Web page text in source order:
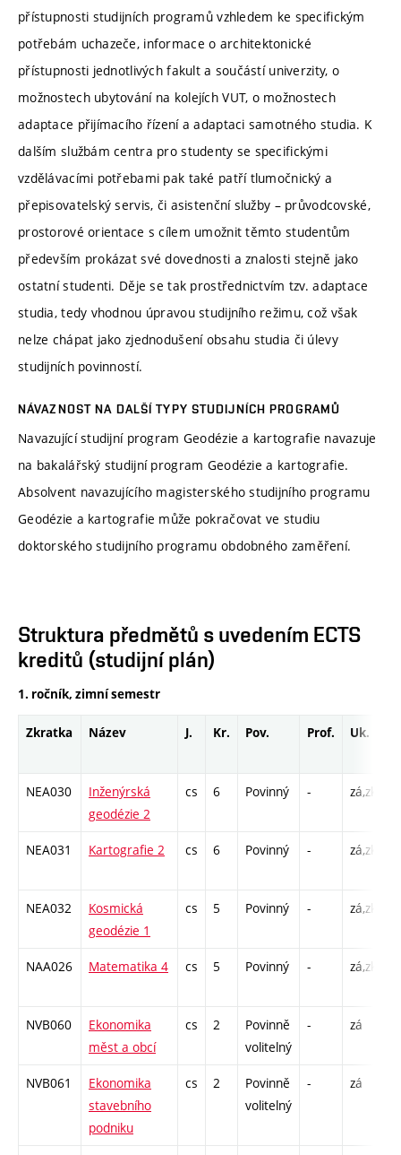
přístupnosti studijních programů vzhledem ke specifickým
potřebám uchazeče, informace o architektonické
přístupnosti jednotlivých fakult a součástí univerzity, o
možnostech ubytování na kolejích VUT, o možnostech
adaptace přijímacího řízení a adaptaci samotného studia. K
dalším službám centra pro studenty se specifickými
vzdělávacími potřebami pak také patří tlumočnický a
přepisovatelský servis, či asistenční služby – průvodcovské,
prostorové orientace s cílem umožnit těmto studentům
především prokázat své dovednosti a znalosti stejně jako
ostatní studenti. Děje se tak prostřednictvím tzv. adaptace
studia, tedy vhodnou úpravou studijního režimu, což však
nelze chápat jako zjednodušení obsahu studia či úlevy
studijních povinností.
NÁVAZNOST NA DALŠÍ TYPY STUDIJNÍCH PROGRAMŮ
Navazující studijní program Geodézie a kartografie navazuje
na bakalářský studijní program Geodézie a kartografie.
Absolvent navazujícího magisterského studijního programu
Geodézie a kartografie může pokračovat ve studiu
doktorského studijního programu obdobného zaměření.
Struktura předmětů s uvedením ECTS
kreditů (studijní plán)
1. ročník, zimní semestr
Zkratka Název J. Kr. Pov. Prof. Uk.
NEA030
Inženýrská
geodézie 2
cs 6 Povinný - zá,zk
NEA031 Kartografie 2 cs 6 Povinný - zá,zk
NEA032
Kosmická
geodézie 1
cs 5 Povinný - zá,zk
NAA026 Matematika 4 cs 5 Povinný - zá,zk
NVB060
Ekonomika
měst a obcí
cs 2
Povinně
volitelný
- zá
NVB061
Ekonomika
stavebního
podniku
cs 2
Povinně
volitelný
- zá